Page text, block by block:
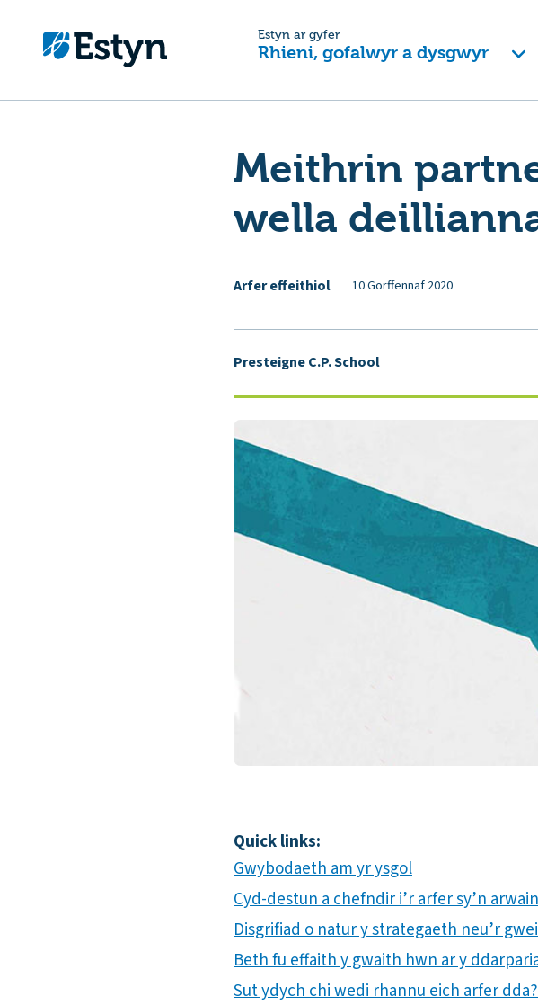
Estyn ar gyfer
Rhieni, gofalwyr a dysgwyr
Meithrin
wella
Arfer effeithiol 10 Gorffennaf 2020
Presteigne C.P. School
Quick links:
Gwybodaeth am yr ysgol
Cyd-destun a chefndir i’r arfer sy’n
Disgrifiad o natur y strategaeth neu’r
Beth fu effaith y gwaith hwn ar y
Sut ydych chi wedi rhannu eich arfer dda?